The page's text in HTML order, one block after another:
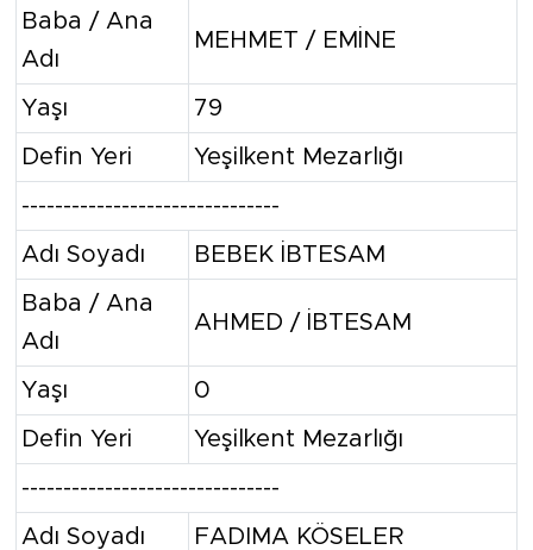
Baba / Ana
Adı
MEHMET / EMİNE
Yaşı 79
Defin Yeri Yeşilkent Mezarlığı
-------------------------------
Adı Soyadı BEBEK İBTESAM
Baba / Ana
Adı
AHMED / İBTESAM
Yaşı 0
Defin Yeri Yeşilkent Mezarlığı
-------------------------------
Adı Soyadı FADIMA KÖSELER